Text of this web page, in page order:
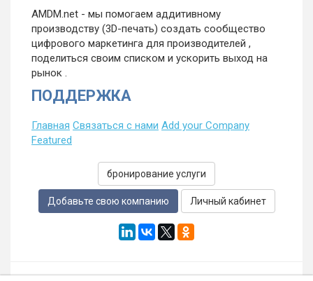
AMDM.net - мы помогаем аддитивному
производству (3D-печать) создать сообщество
цифрового маркетинга для производителей ,
поделиться своим списком и ускорить выход на
рынок .
ПОДДЕРЖКА
Главная Связаться с нами Add your Company
Featured
бронирование услуги
Добавьте свою компанию Личный кабинет